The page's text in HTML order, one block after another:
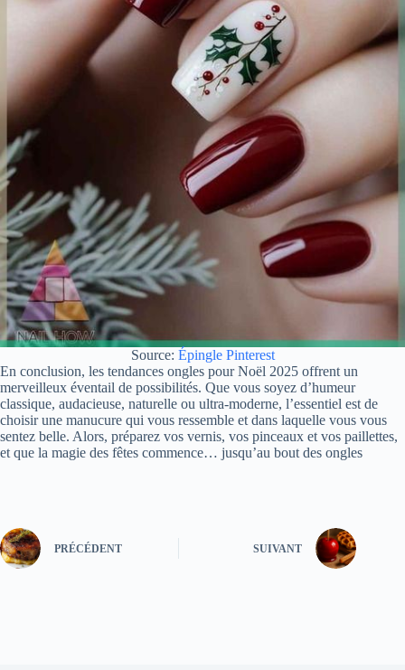
Source: Épingle Pinterest
En conclusion, les tendances ongles pour Noël 2025 offrent un
merveilleux éventail de possibilités. Que vous soyez d’humeur
classique, audacieuse, naturelle ou ultra-moderne, l’essentiel est de
choisir une manucure qui vous ressemble et dans laquelle vous vous
sentez belle. Alors, préparez vos vernis, vos pinceaux et vos paillettes,
et que la magie des fêtes commence… jusqu’au bout des ongles
PRÉCÉDENT SUIVANT